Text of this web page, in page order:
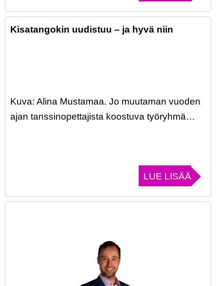
Kisatangokin uudistuu – ja hyvä niin
Kuva: Alina Mustamaa. Jo muutaman vuoden
ajan tanssinopettajista koostuva työryhmä…
LUE LISÄÄ